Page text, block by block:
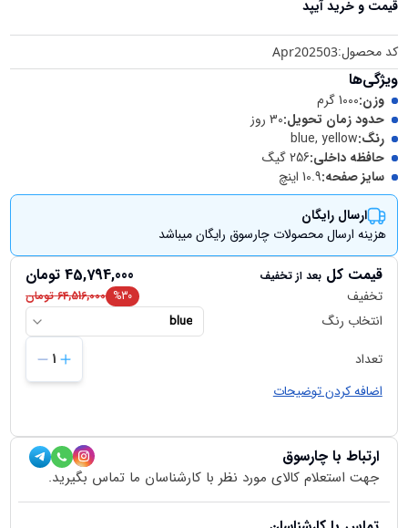
قیمت و خریدآیپد
کد محصول:Apr202503
ویژگی‌ها
وزن:1000 گرم
حدود زمان تحویل:30 روز
رنگ:
blue, yellow
حافظه داخلی:256 گیگ
سایز صفحه:10.9 اینچ
ارسال رایگان
هزینه ارسال محصولات چارسوق رایگان میباشد
قیمت کل بعد از تخفیف 45,794,000 تومان
تخفیف %30
64,516,000 تومان
انتخاب رنگ blue
تعداد
1
اضافه کردن توضیحات
ارتباط با چارسوق
جهت استعلام کالای مورد نظر با کارشناسان ما تماس بگیرید.